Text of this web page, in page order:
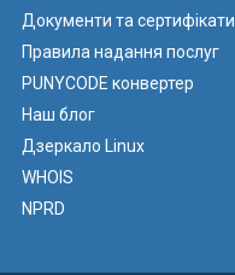
Документи та сертифікати
Правила надання послуг
PUNYCODE конвертер
Наш блог
Дзеркало Linux
WHOIS
NPRD